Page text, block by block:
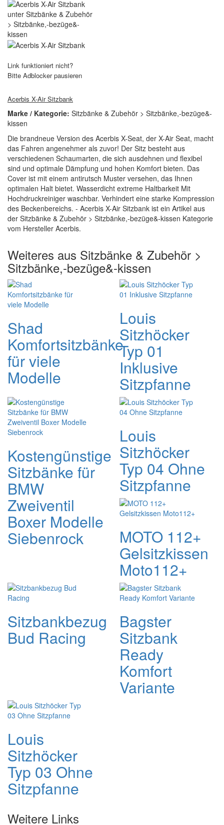
Link funktioniert nicht?
Bitte Adblocker pausieren
Acerbis X-Air Sitzbank
Marke / Kategorie: Sitzbänke & Zubehör > Sitzbänke,-bezüge&-
kissen
Die brandneue Version des Acerbis X-Seat, der X-Air Seat, macht
das Fahren angenehmer als zuvor! Der Sitz besteht aus
verschiedenen Schaumarten, die sich ausdehnen und flexibel
sind und optimale Dämpfung und hohen Komfort bieten. Das
Cover ist mit einem antirutsch Muster versehen, das Ihnen
optimalen Halt bietet. Wasserdicht extreme Haltbarkeit Mit
Hochdruckreiniger waschbar. Verhindert eine starke Kompression
des Beckenbereichs. - Acerbis X-Air Sitzbank ist ein Artikel aus
der Sitzbänke & Zubehör > Sitzbänke,-bezüge&-kissen Kategorie
vom Hersteller Acerbis.
Weiteres aus Sitzbänke & Zubehör >
Sitzbänke,-bezüge&-kissen
Shad
Komfortsitzbänke
für viele
Modelle
Louis
Sitzhöcker
Typ 01
Inklusive
Sitzpfanne
Kostengünstige
Sitzbänke für
BMW
Zweiventil
Boxer Modelle
Siebenrock
Louis
Sitzhöcker
Typ 04 Ohne
Sitzpfanne
MOTO 112+
Gelsitzkissen
Moto112+
Sitzbankbezug
Bud Racing
Bagster
Sitzbank
Ready
Komfort
Variante
Louis
Sitzhöcker
Typ 03 Ohne
Sitzpfanne
Weitere Links